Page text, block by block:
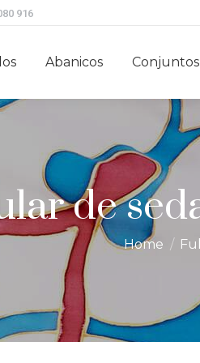
916
Abanicos Conjuntos
de
You are
Home